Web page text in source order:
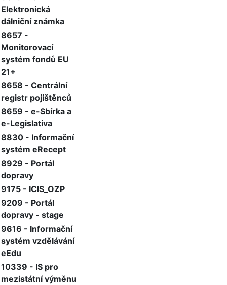
Elektronická
dálniční známka
8657 -
Monitorovací
systém fondů EU
21+
8658 - Centrální
registr pojištěnců
8659 - e-Sbírka a
e-Legislativa
8830 - Informační
systém eRecept
8929 - Portál
dopravy
9175 - ICIS_OZP
9209 - Portál
dopravy - stage
9616 - Informační
systém vzdělávání
eEdu
10339 - IS pro
mezistátní výměnu